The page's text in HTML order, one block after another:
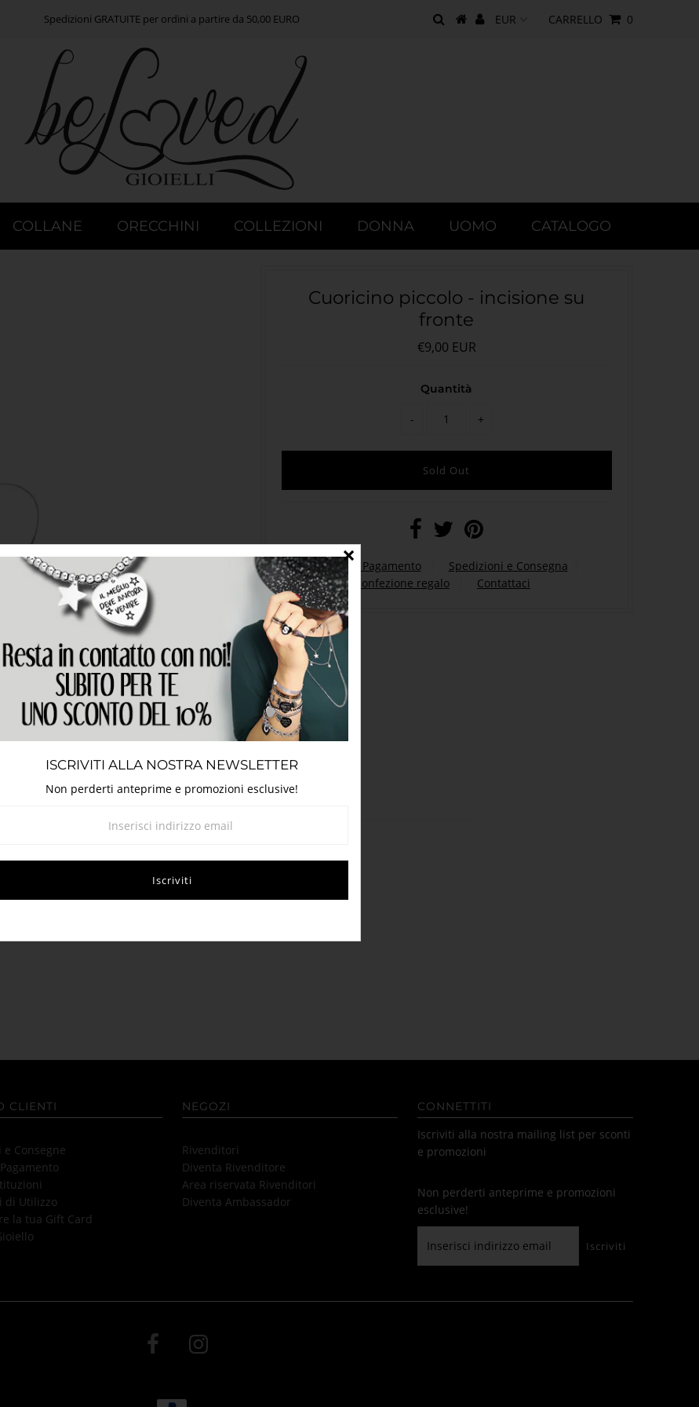
Spedizioni GRATUITE per ordini a partire da 50,00 EURO CARRELLO 0
COLLANE ORECCHINI COLLEZIONI DONNA UOMO CATALOGO
Cuoricino piccolo - incisione su
fronte
€9,00 EUR
Quantità
- +
Metodi di Pagamento
Spedizioni e Consegna
Confezione regalo
Contattaci
Dettagli
CLIENTI
Consegne
di Utilizzo
la tua Gift Card
NEGOZI
Rivenditori
Diventa Rivenditore
Area riservata Rivenditori
Diventa Ambassador
CONNETTITI
Iscriviti alla nostra mailing list per sconti
e promozioni
Non perderti anteprime e promozioni
esclusive!
ISCRIVITI ALLA NOSTRA NEWSLETTER
Non perderti anteprime e promozioni esclusive!